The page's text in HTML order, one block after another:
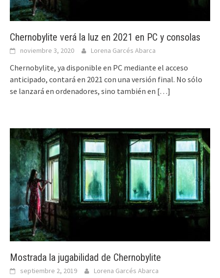
Chernobylite verá la luz en 2021 en PC y consolas
noviembre 3, 2020 Lorena Garcés Abarca
Chernobylite, ya disponible en PC mediante el acceso
anticipado, contará en 2021 con una versión final. No sólo
se lanzará en ordenadores, sino también en […]
Mostrada la jugabilidad de Chernobylite
septiembre 2, 2019 Lorena Garcés Abarca